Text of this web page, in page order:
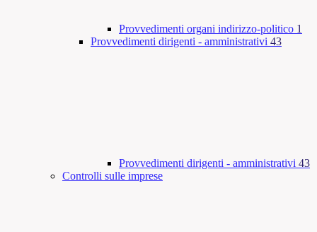
Provvedimenti organi indirizzo-politico 1
Provvedimenti dirigenti - amministrativi 43
Provvedimenti dirigenti - amministrativi 43
Controlli sulle imprese